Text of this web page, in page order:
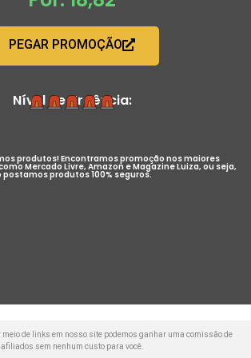
PEGAR PROMOÇÃO
Nível de Urgência:
produtos! Encontramos promoção nos maiores
Mercado Livre, Amazon e Magazine Luiza, ou seja,
postamos produtos 100% seguros.
meio de links em nosso site podemos ganhar uma comissão de
afiliados sem nenhum custo para você.